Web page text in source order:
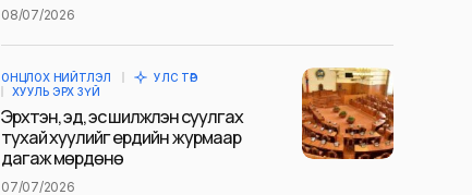
08/07/2026
ОНЦЛОХ НИЙТЛЭЛ
УЛС ТӨР
ХУУЛЬ ЭРХ ЗҮЙ
Эрхтэн, эд, эс шилжүүлэн суулгах
тухай хуулийг ердийн журмаар
дагаж мөрдөнө
07/07/2026